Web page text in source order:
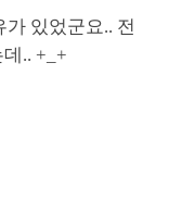
있었군요.. 전
.. +_+